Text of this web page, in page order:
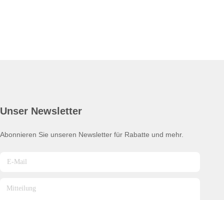
Unser Newsletter
Abonnieren Sie unseren Newsletter für Rabatte und mehr.